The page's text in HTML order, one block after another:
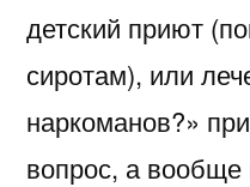
детский приют
сиротам), или
наркоманов?»
вопрос, а